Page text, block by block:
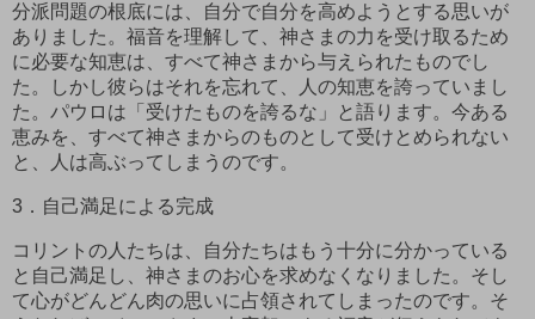
分派問題の根底には、自分で自分を高めようとする思いが
ありました。福音を理解して、神さまの力を受け取るため
に必要な知恵は、すべて神さまから与えられたものでし
た。しかし彼らはそれを忘れて、人の知恵を誇っていまし
た。パウロは「受けたものを誇るな」と語ります。今ある
恵みを、すべて神さまからのものとして受けとめられない
と、人は高ぶってしまうのです。
3 ．自己満足による完成
コリントの人たちは、自分たちはもう十分に分かっている
と自己満足し、神さまのお心を求めなくなりました。そし
て心がどんどん肉の思いに占領されてしまったのです。そ